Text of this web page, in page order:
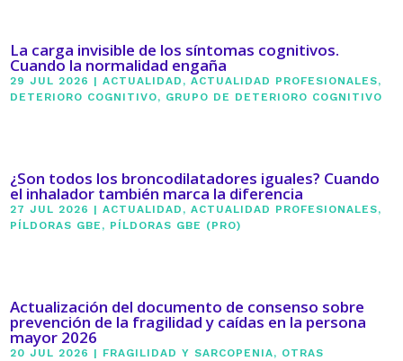
La carga invisible de los síntomas cognitivos.
Cuando la normalidad engaña
29 JUL 2026 |ACTUALIDAD ,ACTUALIDAD PROFESIONALES,
DETERIORO COGNITIVO, GRUPO DE DETERIORO COGNITIVO
¿Son todos los broncodilatadores iguales? Cuando
el inhalador también marca la diferencia
27 JUL 2026 |ACTUALIDAD ,ACTUALIDAD PROFESIONALES,
PÍLDORAS GBE , PÍLDORAS GBE (PRO)
Actualización del documento de consenso sobre
prevención de la fragilidad y caídas en la persona
mayor 2026
20 JUL 2026 | FRAGILIDAD Y SARCOPENIA, OTRAS